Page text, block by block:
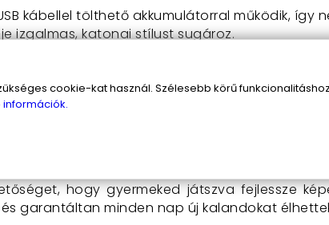
kábellel tölthető akkumulátorral működik,
izgalmas, katonai stílust sugároz.
funkciója, hogy gombnyomásra zenére
távirányítós tankot?
Miután feltöltötted a tankot a mellékelt USB
tankot előre, hátra, jobbra és balra. Ha
a tank lenyűgöző robottá változik. Az
hogy gyermeked játszva fejlessze
garantáltan minden nap új kalandokat
cookie-kat használ. Szélesebb körű